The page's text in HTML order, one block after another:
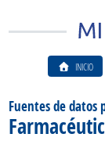
INICIO
Fuentes de datos